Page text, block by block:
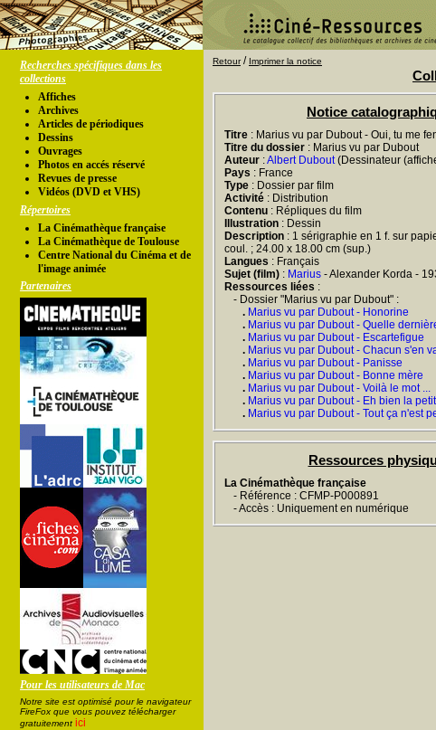
Recherches spécifiques dans les
collections
Affiches
Archives
Articles de périodiques
Dessins
Ouvrages
Photos en accés réservé
Revues de presse
Vidéos (DVD et VHS)
Répertoires
La Cinémathèque française
La Cinémathèque de Toulouse
Centre National du Cinéma et de
l'image animée
Partenaires
Pour les utilisateurs de Mac
Notre site est optimisé pour le navigateur
FireFox que vous pouvez télécharger
gratuitement ici
Retour/ Imprimer la notice
Notice
Titre : Marius vu par Dubout - Oui, tu me
Titre du dossier : Marius vu par Dubout
Auteur :Albert Dubout(Dessinateur
Pays : France
Type : Dossier par film
Activité : Distribution
Contenu : Répliques du film
Illustration : Dessin
Description : 1 sérigraphie en 1 f. sur
coul. ; 24.00 x 18.00 cm (sup.)
Langues : Français
Sujet (film) : Marius - Alexander Korda -
Ressources liées :
- Dossier "Marius vu par Dubout" :
. Marius vu par Dubout - Honorine
. Marius vu par Dubout - Quelle
. Marius vu par Dubout - Escartefigue
. Marius vu par Dubout - Chacun s'en
. Marius vu par Dubout - Panisse
. Marius vu par Dubout - Bonne mère
. Marius vu par Dubout - Voilà le mot ...
. Marius vu par Dubout - Eh bien la
. Marius vu par Dubout - Tout ça n'est
Ressources
La Cinémathèque française
- Référence : CFMP-P000891
- Accès : Uniquement en numérique